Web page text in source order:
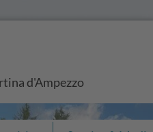
d'Ampezzo